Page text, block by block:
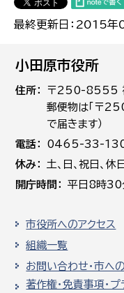
最終更新日：2015
小田原市役所
住所
〒250-8555
郵便物は「〒
で届きます）
電話
0465-33-1300
休み
土､日､祝日、
開庁時間
平日8時
市役所へのアクセス
組織一覧
お問い合わせ・市へ
著作権・免責事項・プ